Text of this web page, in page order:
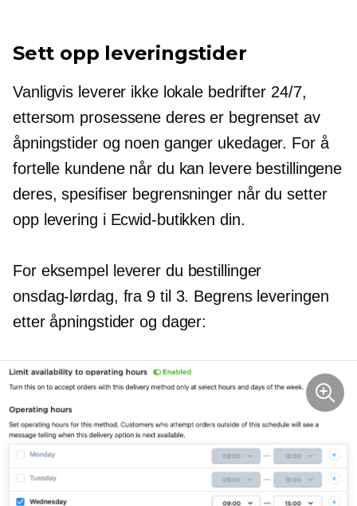
Sett opp leveringstider
Vanligvis leverer ikke lokale bedrifter 24/7,
ettersom prosessene deres er begrenset av
åpningstider og noen ganger ukedager. For å
fortelle kundene når du kan levere bestillingene
deres, spesifiser begrensninger når du setter
opp levering i Ecwid-butikken din.
For eksempel leverer du bestillinger
onsdag-lørdag, fra 9 til 3. Begrens leveringen
etter åpningstider og dager: